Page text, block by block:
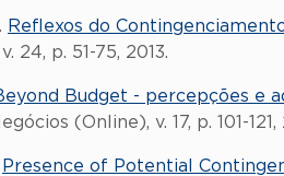
Reflexos do
24, p. 51-75, 2013.
Budget - percepções e
(Online), v. 17, p. 101-121,
Presence of Potential